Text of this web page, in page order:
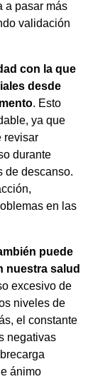
a pasar más
validación
con la que
desde
. Esto
ya que
revisar
durante
de descanso.
en las
puede
nuestra salud
excesivo de
niveles de
el constante
negativas
ánimo